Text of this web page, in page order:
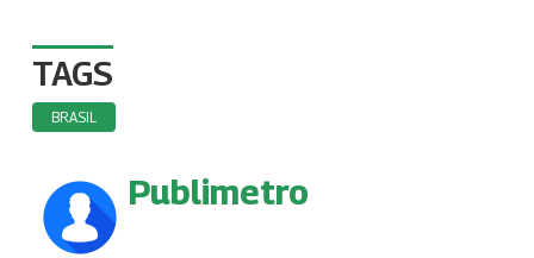
TAGS
BRASIL
Publimetro